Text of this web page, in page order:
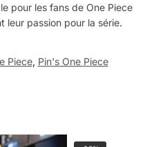
pour les fans de One Piece
leur passion pour la série.
Piece, Pin's One Piece